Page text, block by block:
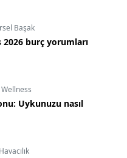
Başak
burç yorumları
Wellness
Uykunuzu nasıl
Havacılık